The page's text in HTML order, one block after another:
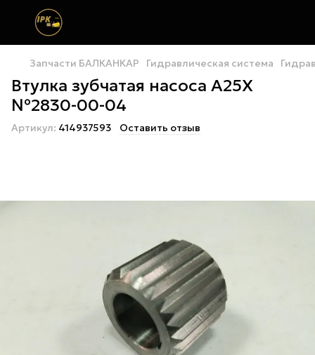
Запчасти БАЛКАНКАР Гидравлическая система
Втулка зубчатая насоса А25Х
№2830-00-04
Артикул: 414937593 Оставить отзыв